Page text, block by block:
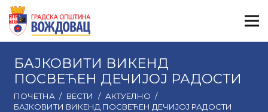
БАЈКОВИТИ ВИКЕНД
ПОСВЕЋЕН ДЕЧИЈОЈ РАДОСТИ
ПОЧЕТНА / ВЕСТИ / АКТУЕЛНО /
БАЈКОВИТИ ВИКЕНД ПОСВЕЋЕН ДЕЧИЈОЈ РАДОСТИ